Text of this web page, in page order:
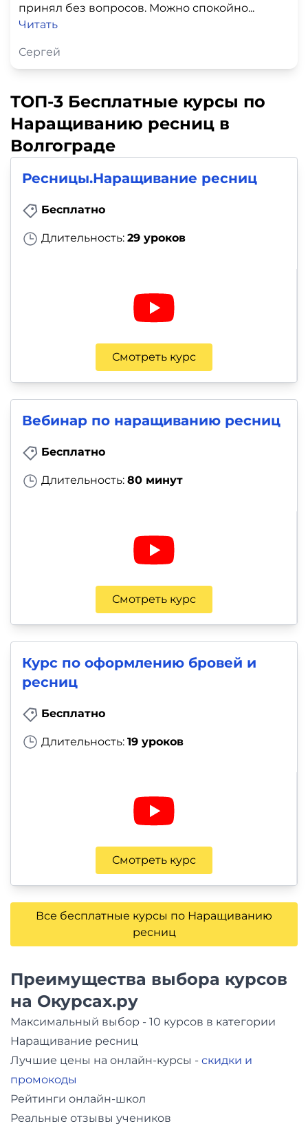
принял без вопросов. Можно спокойно...
Читать
Сергей
ТОП-3 Бесплатные курсы по
Наращиванию ресниц в
Волгограде
Ресницы.Наращивание ресниц
Бесплатно
Длительность: 29 уроков
Смотреть курс
Вебинар по наращиванию ресниц
Бесплатно
Длительность: 80 минут
Смотреть курс
Курс по оформлению бровей и
ресниц
Бесплатно
Длительность: 19 уроков
Смотреть курс
Все бесплатные курсы по Наращиванию
ресниц
Преимущества выбора курсов
на Окурсах.ру
Максимальный выбор - 10 курсов в категории
Наращивание ресниц
Лучшие цены на онлайн-курсы - скидки и
промокоды
Рейтинги онлайн-школ
Реальные отзывы учеников